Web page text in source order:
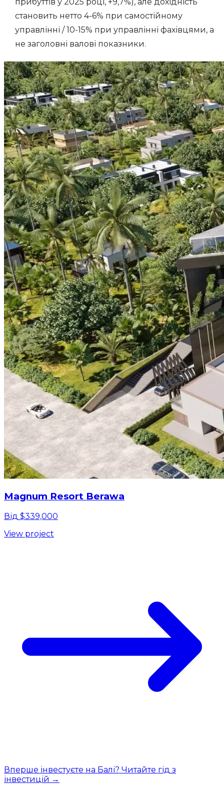
становить нетто 4-6% при самостійному
управлінні / 10-15% при управлінні фахівцями, а
не заголовні валові показники.
Magnum Resort Berawa
Від $339,000
View project
Вперше інвестуєте на Балі? Читайте гід з
інвестицій →